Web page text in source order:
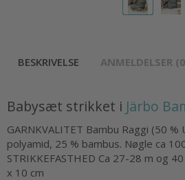
BESKRIVELSE ANMELDELSER
Babysæt strikket i Järbo
GARNKVALITET Bambu Raggi (50 %
polyamid, 25 % bambus. Nøgle ca
STRIKKEFASTHED Ca 27-28 m og
x 10 cm